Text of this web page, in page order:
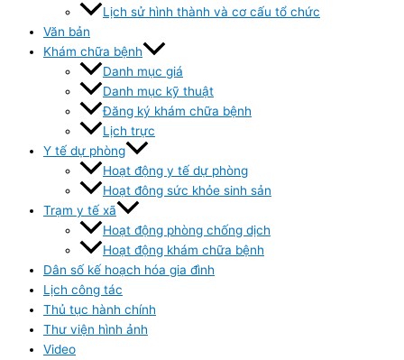
Lịch sử hình thành và cơ cấu tổ chức
Văn bản
Khám chữa bệnh
Danh mục giá
Danh mục kỹ thuật
Đăng ký khám chữa bệnh
Lịch trực
Y tế dự phòng
Hoạt động y tế dự phòng
Hoạt đông sức khỏe sinh sản
Trạm y tế xã
Hoạt động phòng chống dịch
Hoạt động khám chữa bệnh
Dân số kế hoạch hóa gia đình
Lịch công tác
Thủ tục hành chính
Thư viện hình ảnh
Video